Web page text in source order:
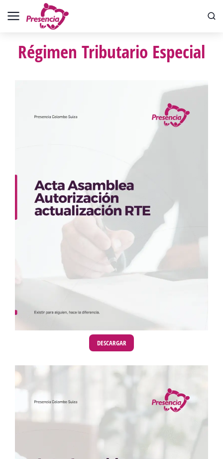
Régimen Tributario Especial
DESCARGAR